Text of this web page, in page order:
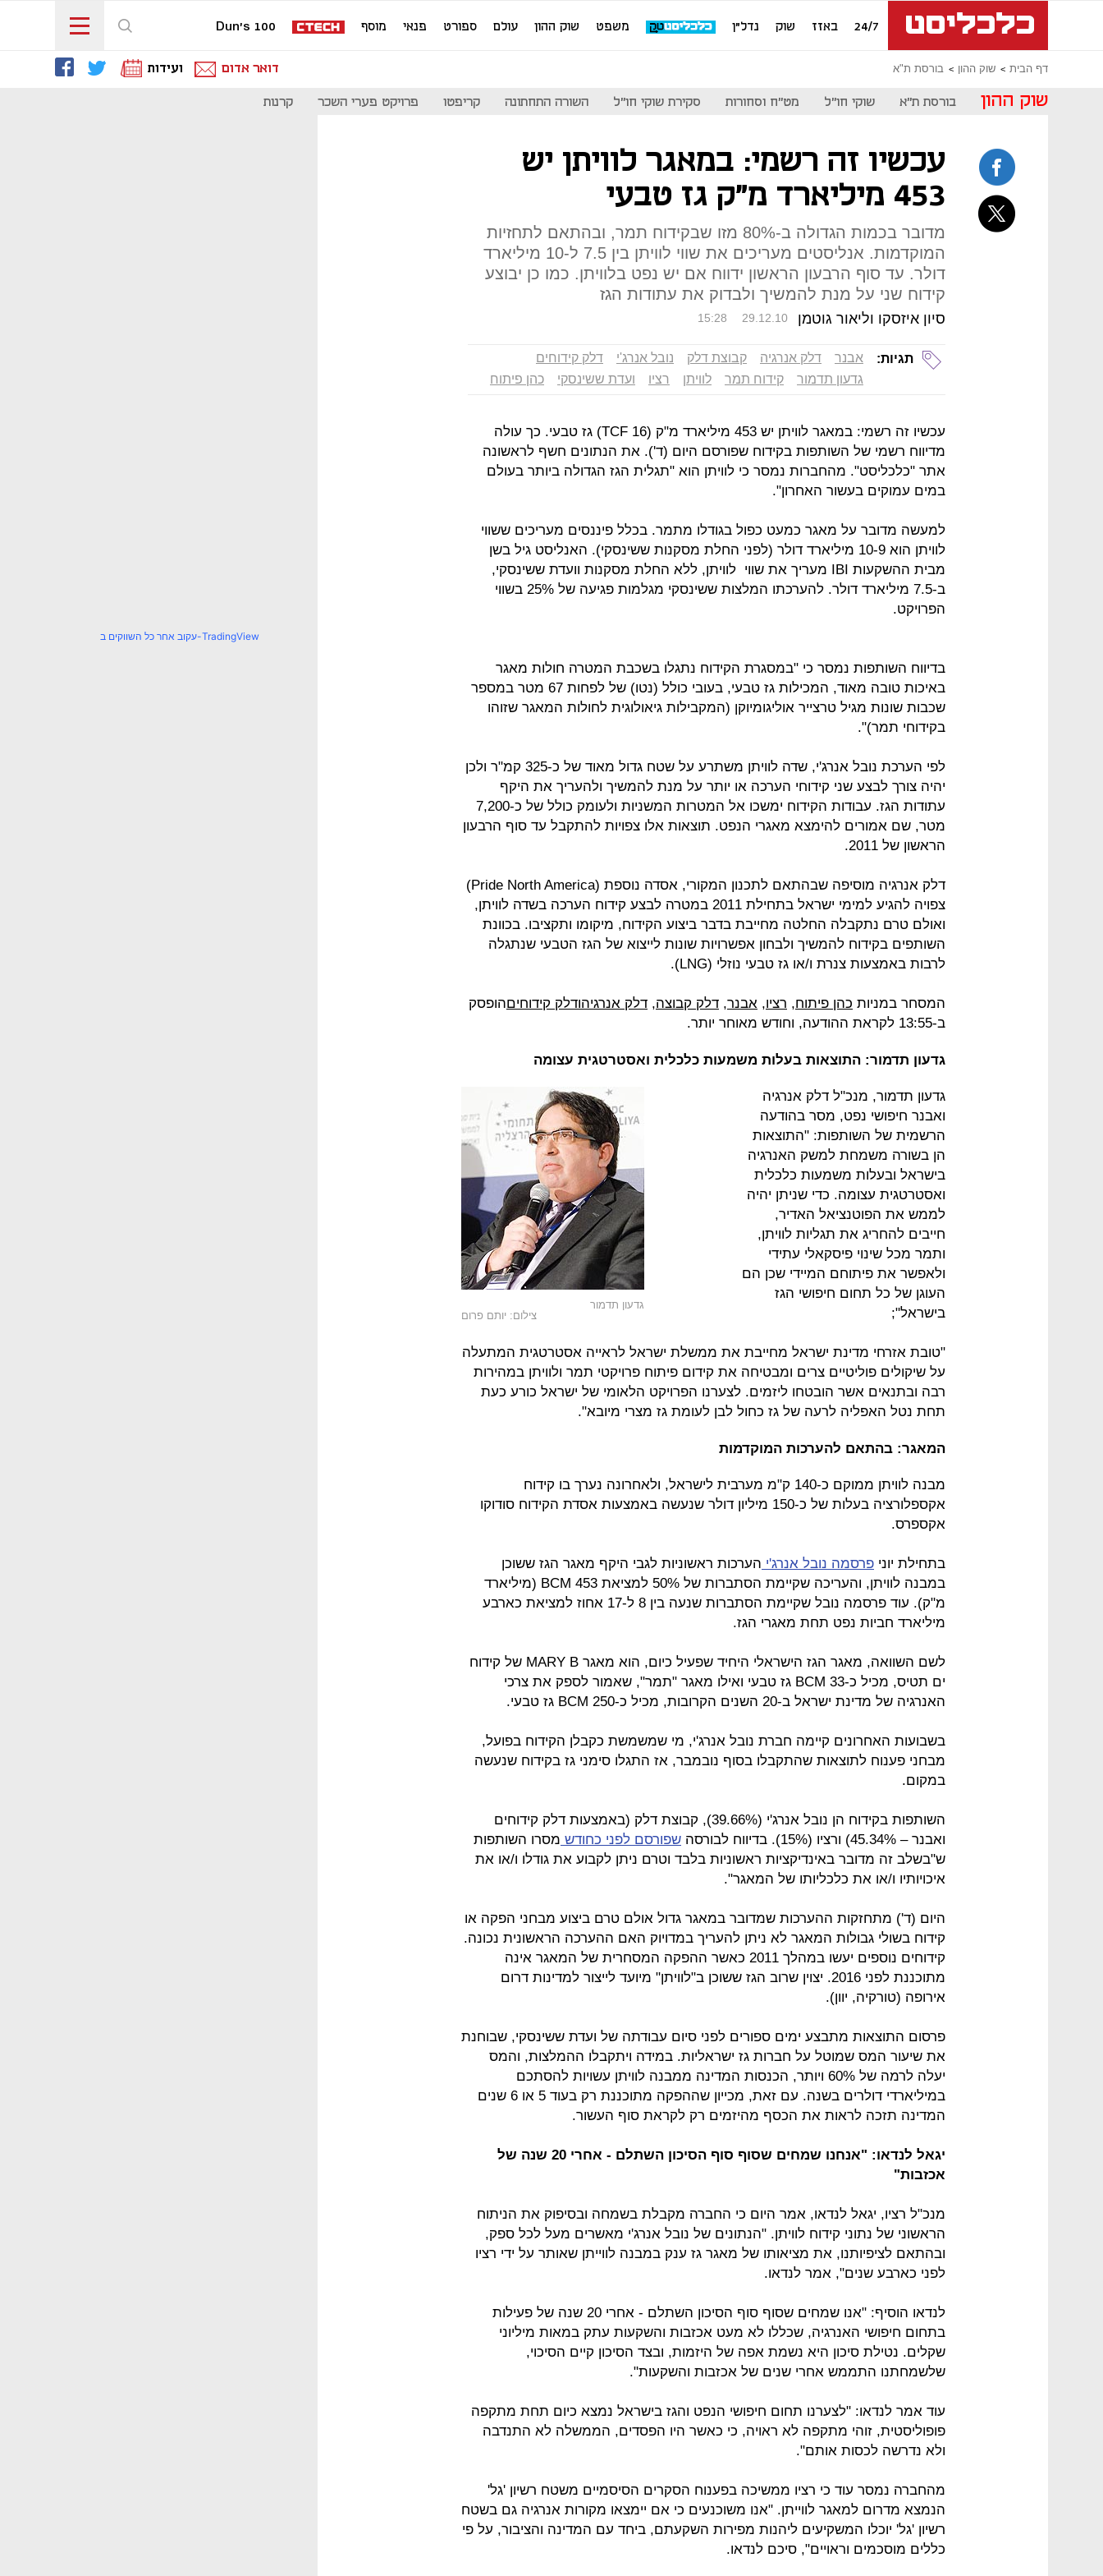
24/7 באזז שוק נדל"ן משפט שוק ההון עולם ספורט פנאי מוסף Dun's 100
דף הבית שוק ההון בורסת ת"א דואר אדום ועידות
שוק ההון בורסת ת"א שוקי חו"ל מט"ח וסחורות סקירת שוקי חו"ל השורה התחתונה קריפטו פרויקט פערי השכר קרנות
עכשיו זה רשמי: במאגר לוויתן יש
453 מיליארד מ"ק גז טבעי
מדובר בכמות הגדולה ב-80% מזו שבקידוח תמר, ובהתאם לתחזיות
המוקדמות. אנליסטים מעריכים את שווי לוויתן בין 7.5 ל-10 מיליארד
דולר. עד סוף הרבעון הראשון ידווח אם יש נפט בלוויתן. כמו כן יבוצע
קידוח שני על מנת להמשיך ולבדוק את עתודות הגז
סיון איזסקו וליאור גוטמן 15:28 29.12.10
תגיות: אבנר דלק אנרגיה קבוצת דלק נובל אנרג'י
דלק קידוחים
גדעון תדמור
קידוח תמר לוויתן רציו ועדת ששינסקי כהן פיתוח
עכשיו זה רשמי: במאגר לוויתן יש 453 מיליארד מ"ק (16 TCF) גז טבעי. כך עולה
מדיווח רשמי של השותפות בקידוח שפורסם היום (ד'). את הנתונים חשף לראשונה
אתר "כלכליסט". מהחברות נמסר כי לוויתן הוא "תגלית הגז הגדולה ביותר בעולם
במים עמוקים בעשור האחרון".
למעשה מדובר על מאגר כמעט כפול בגודלו מתמר. בכלל פיננסים מעריכים ששווי
לוויתן הוא 10-9 מיליארד דולר (לפני החלת מסקנות ששינסקי). האנליסט גיל בשן
מבית ההשקעות IBI מעריך את שווי לוויתן, ללא החלת מסקנות וועדת ששינסקי,
ב-7.5 מיליארד דולר. להערכתו המלצות ששינסקי מגלמות פגיעה של 25% בשווי
הפרויקט.
בדיווח השותפות נמסר כי "במסגרת הקידוח נתגלו בשכבת המטרה חולות מאגר
באיכות טובה מאוד, המכילות גז טבעי, בעובי כולל (נטו) של לפחות 67 מטר במספר
שכבות שונות מגיל טרצייר אוליגומיוקן (המקבילות גיאולוגית לחולות המאגר שזוהו
בקידוחי תמר)".
לפי הערכת נובל אנרג'י, שדה לוויתן משתרע על שטח גדול מאוד של כ-325 קמ"ר ולכן
יהיה צורך לבצע שני קידוחי הערכה או יותר על מנת להמשיך ולהעריך את היקף
עתודות הגז. עבודות הקידוח ימשכו אל המטרות המשניות ולעומק כולל של כ-7,200
מטר, שם אמורים להימצא מאגרי הנפט. תוצאות אלו צפויות להתקבל עד סוף הרבעון
הראשון של 2011.
דלק אנרגיה מוסיפה שבהתאם לתכנון המקורי, אסדה נוספת (Pride North America)
צפויה להגיע למימי ישראל בתחילת 2011 במטרה לבצע קידוח הערכה בשדה לוויתן,
ואולם טרם נתקבלה החלטה מחייבת בדבר ביצוע הקידוח, מיקומו ותקציבו. בכוונת
השותפים בקידוח להמשיך ולבחון אפשרויות שונות לייצוא של הגז הטבעי שנתגלה
לרבות באמצעות צנרת ו/או גז טבעי נוזלי (LNG).
המסחר במניות כהן פיתוח, רציו, אבנר, דלק קבוצה, דלק אנרגיהודלק קידוחיםהופסק
ב-13:55 לקראת ההודעה, וחודש מאוחר יותר.
גדעון תדמור: התוצאות בעלות משמעות כלכלית ואסטרטגית עצומה
גדעון תדמור
צילום: יותם פרום
גדעון תדמור, מנכ"ל דלק אנרגיה
ואבנר חיפושי נפט, מסר בהודעה
הרשמית של השותפות: "התוצאות
הן בשורה משמחת למשק האנרגיה
בישראל ובעלות משמעות כלכלית
ואסטרטגית עצומה. כדי שניתן יהיה
לממש את הפוטנציאל האדיר,
חייבים להחריג את תגליות לוויתן,
ותמר מכל שינוי פיסקאלי עתידי
ולאפשר את פיתוחם המיידי שכן הם
העוגן של כל תחום חיפושי הגז
בישראל";
"טובת אזרחי מדינת ישראל מחייבת את ממשלת ישראל לראייה אסטרטגית המתעלה
על שיקולים פוליטיים צרים ומבטיחה את קידום פיתוח פרויקטי תמר ולוויתן במהירות
רבה ובתנאים אשר הובטחו ליזמים. לצערנו הפרויקט הלאומי של ישראל כורע כעת
תחת נטל האפליה לרעה של גז כחול לבן לעומת גז מצרי מיובא".
המאגר: בהתאם להערכות המוקדמות
מבנה לוויתן ממוקם כ-140 ק"מ מערבית לישראל, ולאחרונה נערך בו קידוח
אקספלורציה בעלות של כ-150 מיליון דולר שנעשה באמצעות אסדת הקידוח סודוקו
אקספרס.
בתחילת יוני פרסמה נובל אנרג'י הערכות ראשוניות לגבי היקף מאגר הגז ששוכן
במבנה לוויתן, והעריכה שקיימת הסתברות של 50% למציאת 453 BCM (מיליארד
מ"ק). עוד פרסמה נובל שקיימת הסתברות שנעה בין 8 ל-17 אחוז למציאת כארבע
מיליארד חביות נפט תחת מאגרי הגז.
לשם השוואה, מאגר הגז הישראלי היחיד שפעיל כיום, הוא מאגר MARY B של קידוח
ים תטיס, מכיל כ-33 BCM גז טבעי ואילו מאגר "תמר", שאמור לספק את צרכי
האנרגיה של מדינת ישראל ב-20 השנים הקרובות, מכיל כ-250 BCM גז טבעי.
בשבועות האחרונים קיימה חברת נובל אנרג'י, מי שמשמשת כקבלן הקידוח בפועל,
מבחני פענוח לתוצאות שהתקבלו בסוף נובמבר, אז התגלו סימני גז בקידוח שנעשה
במקום.
השותפות בקידוח הן נובל אנרג'י (39.66%), קבוצת דלק (באמצעות דלק קידוחים
ואבנר – 45.34%) ורציו (15%). בדיווח לבורסה
שפורסם לפני כחודש מסרו השותפות
ש"בשלב זה מדובר באינדיקציות ראשוניות בלבד וטרם ניתן לקבוע את גודלו ו/או את
איכויותיו ו/או את כלכליותו של המאגר".
היום (ד') מתחזקות ההערכות שמדובר במאגר גדול אולם טרם ביצוע מבחני הפקה או
קידוח בשולי גבולות המאגר לא ניתן להעריך במדויוק האם ההערכה הראשונית נכונה.
קידוחים נוספים יעשו במהלך 2011 כאשר ההפקה המסחרית של המאגר אינה
מתוכננת לפני 2016. יצוין שרוב הגז ששוכן ב"לוויתן" מיועד לייצור למדינות דרום
אירופה (טורקיה, יוון).
פרסום התוצאות מתבצע ימים ספורים לפני סיום עבודתה של ועדת ששינסקי, שבוחנת
את שיעור המס שמוטל על חברות גז ישראליות. במידה ויתקבלו ההמלצות, והמס
יעלה לרמה של 60% ויותר, הכנסות המדינה ממבנה לוויתן עשויות להסתכם
במיליארדי דולרים בשנה. עם זאת, מכייון שההפקה מתוכננת רק בעוד 5 או 6 שנים
המדינה תזכה לראות את הכסף מהיזמים רק לקראת סוף העשור.
יגאל לנדאו: "אנחנו שמחים שסוף סוף הסיכון השתלם - אחרי 20 שנה של
אכזבות"
מנכ"ל רציו, יגאל לנדאו, אמר היום כי החברה מקבלת בשמחה ובסיפוק את הניתוח
הראשוני של נתוני קידוח לוויתן. "הנתונים של נובל אנרג'י מאשרים מעל לכל ספק,
ובהתאם לציפיותנו, את מציאותו של מאגר גז ענק במבנה לווייתן שאותר על ידי רציו
לפני כארבע שנים", אמר לנדאו.
לנדאו הוסיף: "אנו שמחים שסוף סוף הסיכון השתלם - אחרי 20 שנה של פעילות
בתחום חיפושי האנרגיה, שכללו לא מעט אכזבות והשקעות עתק במאות מיליוני
שקלים. נטילת סיכון היא נשמת אפה של היזמות, ובצד הסיכון קיים הסיכוי,
שלשמחתנו התממש אחרי שנים של אכזבות והשקעות".
עוד אמר לנדאו: "לצערנו תחום חיפושי הנפט והגז בישראל נמצא כיום תחת מתקפה
פופוליסטית, זוהי מתקפה לא ראויה, כי כאשר היו הפסדים, הממשלה לא התנדבה
ולא נדרשה לכסות אותם".
מהחברה נמסר עוד כי רציו ממשיכה בפענוח הסקרים הסיסמיים משטח רשיון 'גל'
הנמצא מדרום למאגר לווייתן. "אנו משוכנעים כי אם יימצאו מקורות אנרגיה גם בשטח
רשיון 'גל' יוכלו המשקיעים ליהנות מפירות השקעתם, ביחד עם המדינה והציבור, על פי
כללים מוסכמים וראויים", סיכם לנדאו.
עקוב אחר כל השווקים ב-TradingView